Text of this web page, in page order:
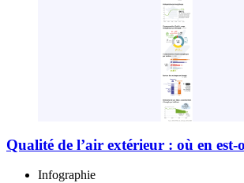
Qualité de l’air extérieur : où en est-
Infographie